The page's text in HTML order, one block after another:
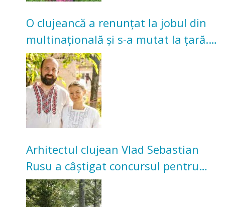
O clujeancă a renunțat la jobul din
multinațională și s-a mutat la țară.
Acum cultivă legume în grădina
bunicilor
Arhitectul clujean Vlad Sebastian
Rusu a câștigat concursul pentru
transformarea Grădinii Casei
Universitarilor